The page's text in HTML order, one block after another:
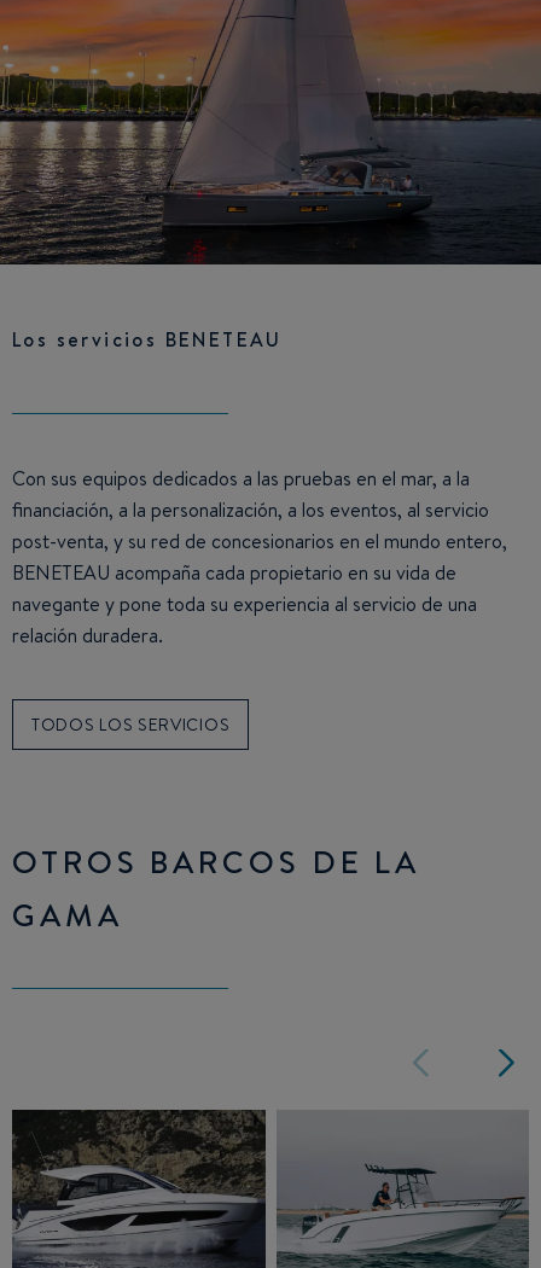
Los servicios BENETEAU
Con sus equipos dedicados a las pruebas en el mar, a la
financiación, a la personalización, a los eventos, al servicio
post-venta, y su red de concesionarios en el mundo entero,
BENETEAU acompaña cada propietario en su vida de
navegante y pone toda su experiencia al servicio de una
relación duradera.
TODOS LOS SERVICIOS
OTROS BARCOS DE LA
GAMA